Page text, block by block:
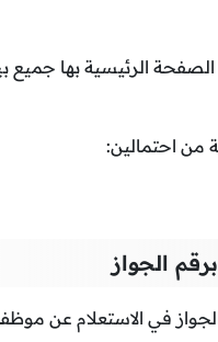
الرئيسية بها جميع
من احتمالين:
الجواز
في الاستعلام عن موظف